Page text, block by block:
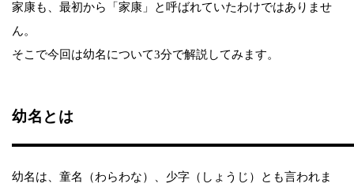
家康も、最初から「家康」と呼ばれていたわけではありませ
ん。
そこで今回は幼名について3分で解説してみます。
幼名とは
幼名は、童名（わらわな）、少字（しょうじ）とも言われま